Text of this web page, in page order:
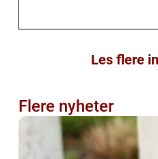
Les flere
Flere nyheter